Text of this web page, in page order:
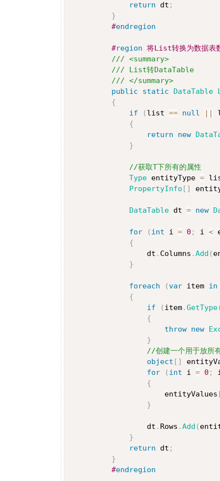
return dt ;
}
#endregion
#region 将List转换为数据
/// <summary>
/// List转DataTable
/// </summary>
public
static DataTable
{
if
( list == null ||
{
return
new
}
//获取T下所有的属性
Type entityType =
PropertyInfo [ ]
DataTable dt = new
for ( int i = 0 ; i <
{
                 dt
. Columns .Add (
}
foreach (var item in
{
if
( item.GetType
{
throw new
}
//创建一个用于放所
object [ ]
for
( int i = 0 ;
{
                     entityValues
}
                 dt
. Rows .Add (
}
return dt ;
}
#endregion